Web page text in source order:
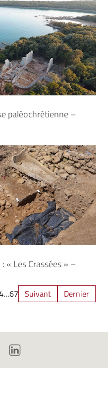
paléochrétienne –
« Les Crassées » –
…67 Suivant Dernier